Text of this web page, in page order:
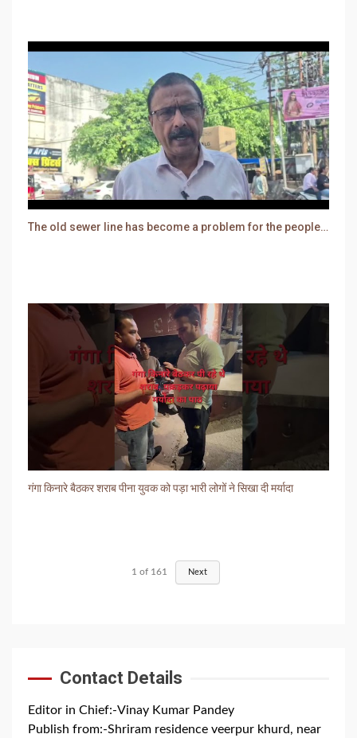
The old sewer line has become a problem for the people. Sewer water is entering people's houses.
गंगा किनारे बैठकर शराब पीना युवक को पड़ा भारी लोगों ने सिखा दी मर्यादा
1 of 161 Next
Contact Details
Editor in Chief:-Vinay Kumar Pandey
Publish from:-Shriram residence veerpur khurd, near